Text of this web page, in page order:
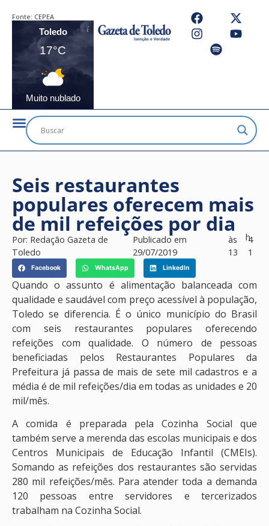
Fonte: CEPEA
Toledo
17°C
Muito nublado
Seis restaurantes
populares oferecem mais
de mil refeições por dia
Por: Redação Gazeta de
Toledo
Publicado em
29/07/2019
às
13
h4
1
Facebook WhatsApp LinkedIn
Quando o assunto é alimentação balanceada com
qualidade e saudável com preço acessível à população,
Toledo se diferencia. É o único município do Brasil
com seis restaurantes populares oferecendo
refeições com qualidade. O número de pessoas
beneficiadas pelos Restaurantes Populares da
Prefeitura já passa de mais de sete mil cadastros e a
média é de mil refeições/dia em todas as unidades e 20
mil/mês.
A comida é preparada pela Cozinha Social que
também serve a merenda das escolas municipais e dos
Centros Municipais de Educação Infantil (CMEIs).
Somando as refeições dos restaurantes são servidas
280 mil refeições/mês. Para atender toda a demanda
120 pessoas entre servidores e tercerizados
trabalham na Cozinha Social.